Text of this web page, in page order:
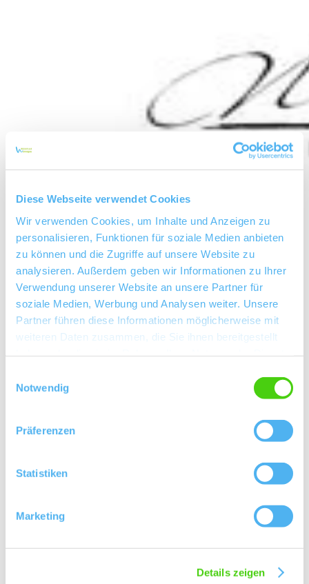
Diese Webseite verwendet Cookies
Wir verwenden Cookies, um Inhalte und Anzeigen zu
personalisieren, Funktionen für soziale Medien anbieten
zu können und die Zugriffe auf unsere Website zu
analysieren. Außerdem geben wir Informationen zu Ihrer
Verwendung unserer Website an unsere Partner für
soziale Medien, Werbung und Analysen weiter. Unsere
Partner führen diese Informationen möglicherweise mit
weiteren Daten zusammen, die Sie ihnen bereitgestellt
Notwendig
Präferenzen
Statistiken
Marketing
Details zeigen
Weingut Hammerstein